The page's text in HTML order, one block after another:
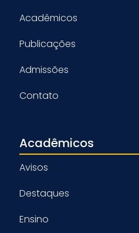
Acadêmicos
Publicações
Admissões
Contato
Acadêmicos
Avisos
Destaques
Ensino